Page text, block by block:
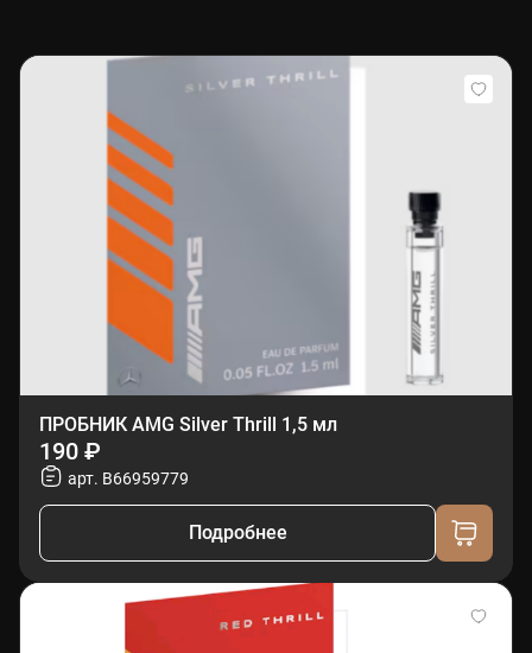
ПРОБНИК AMG Silver Thrill 1,5 мл
190 ₽
арт. B66959779
Подробнее